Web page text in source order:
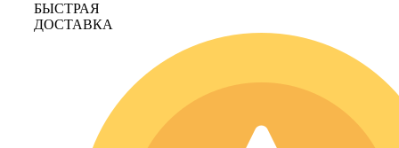
БЫСТРАЯ
ДОСТАВКА